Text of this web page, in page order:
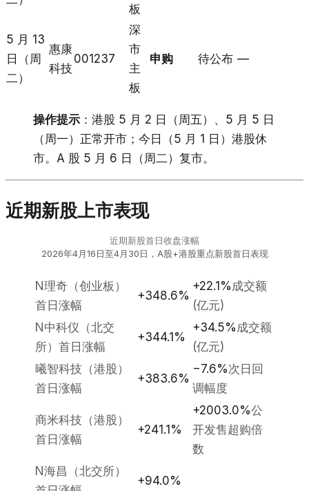
板
5 月 13
日（周
二）
惠康
科技
001237
深
市
主
板
申购 待公布 —
操作提示 ：港股 5 月 2 日（周五）、5 月 5 日
（周一）正常开市；今日（5 月 1 日）港股休
市。A 股 5 月 6 日（周二）复市。
近期新股上市表现
近期新股首日收盘涨幅
2026年4月16日至4月30日，A股+港股重点新股首日表现
N理奇（创业板）
首日涨幅
+348.6%
+22.1%成交额
(亿元)
N中科仪（北交
所）首日涨幅
+344.1%
+34.5%成交额
(亿元)
曦智科技（港股）
首日涨幅
+383.6%
−7.6%次日回
调幅度
商米科技（港股）
首日涨幅
+241.1%
+2003.0%公
开发售超购倍
数
N海昌（北交所）
+94.0%